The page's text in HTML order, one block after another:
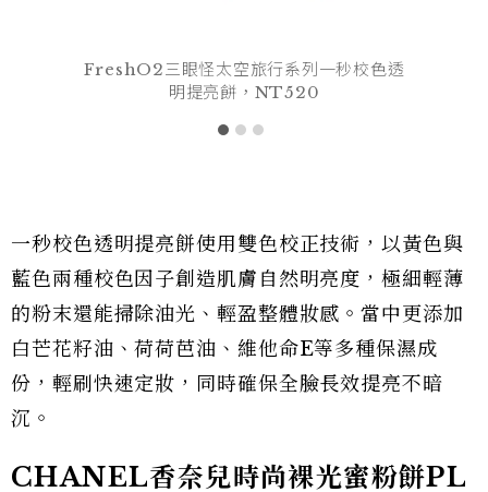
FreshO2三眼怪太空旅行系列一秒校色透
明提亮餅，NT520
一秒校色透明提亮餅使用雙色校正技術，以黃色與
藍色兩種校色因子創造肌膚自然明亮度，極細輕薄
的粉末還能掃除油光、輕盈整體妝感。當中更添加
白芒花籽油、荷荷芭油、維他命E等多種保濕成
份，輕刷快速定妝，同時確保全臉長效提亮不暗
沉。
CHANEL香奈兒時尚裸光蜜粉餅PL